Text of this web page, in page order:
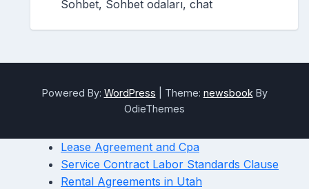
Sohbet, Sohbet odaları, chat
Powered By: WordPress Theme: newsbook By
OdieThemes
Lease Agreement and Cpa
Service Contract Labor Standards Clause
Rental Agreements in Utah